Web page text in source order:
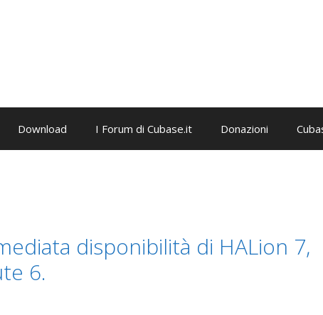
Download I Forum di Cubase.it Donazioni
disponibilità di HALion 7,
6.